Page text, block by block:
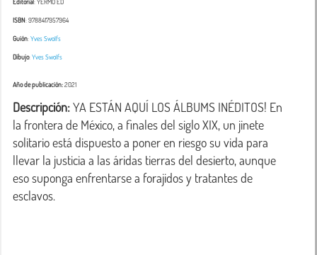
ISBN: 9788417957964
Guión:Yves Swolfs
Dibujo:Yves Swolfs
Año de publicación:2021
Descripción: YA ESTÁN AQUÍ LOS ÁLBUMS INÉDITOS! En
la frontera de México, a finales del siglo XIX, un jinete
solitario está dispuesto a poner en riesgo su vida para
llevar la justicia a las áridas tierras del desierto, aunque
eso suponga enfrentarse a forajidos y tratantes de
esclavos.